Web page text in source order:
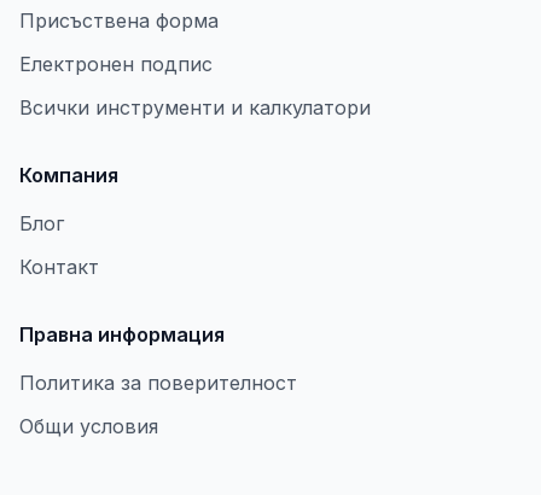
Присъствена форма
Електронен подпис
Всички инструменти и калкулатори
Компания
Блог
Контакт
Правна информация
Политика за поверителност
Общи условия